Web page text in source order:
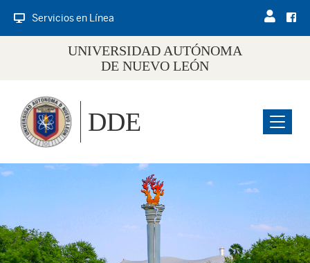
Servicios en Línea
UNIVERSIDAD AUTÓNOMA
DE NUEVO LEÓN
Menu
DDE